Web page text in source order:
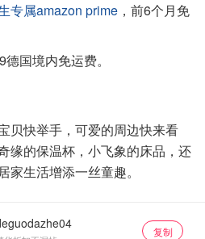
专属amazon prime ，前6个月免
国境内免运费。
贝快举手，可爱的周边快来看
缘的保温杯，小飞象的床品，还
生活增添一丝童趣。
复制